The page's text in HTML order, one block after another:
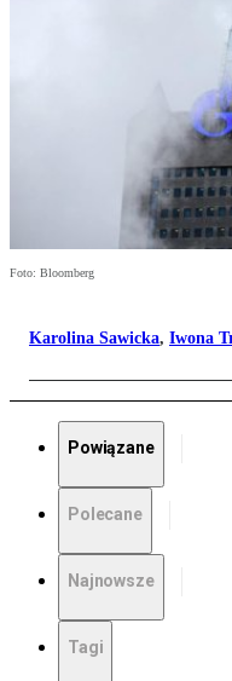
Foto: Bloomberg
Karolina Sawicka, Iwona
Powiązane
Polecane
Najnowsze
Tagi